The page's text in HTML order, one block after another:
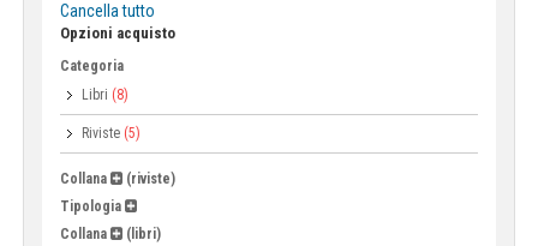
Cancella tutto
Opzioni acquisto
Categoria
Libri (8)
Riviste (5)
Collana
(riviste)
Tipologia
Collana
(libri)